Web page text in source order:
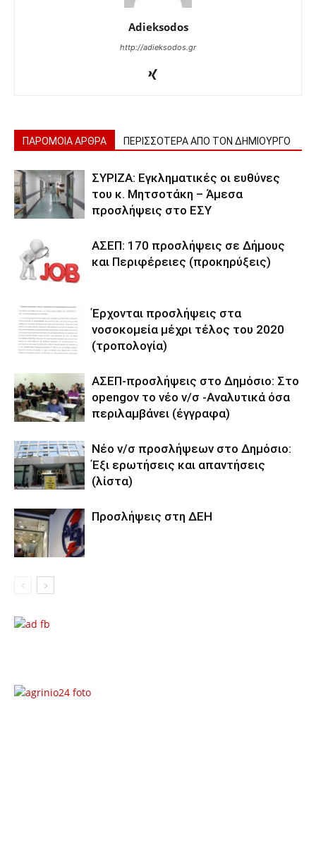
Adieksodos
http://adieksodos.gr
ΠΑΡΟΜΟΙΑ ΑΡΘΡΑ ΠΕΡΙΣΣΟΤΕΡΑ ΑΠΟ ΤΟΝ ΔΗΜΙΟΥΡΓΟ
ΣΥΡΙΖΑ: Εγκληματικές οι ευθύνες
του κ. Μητσοτάκη – Άμεσα
προσλήψεις στο ΕΣΥ
ΑΣΕΠ: 170 προσλήψεις σε Δήμους
και Περιφέρειες (προκηρύξεις)
Έρχονται προσλήψεις στα
νοσοκομεία μέχρι τέλος του 2020
(τροπολογία)
ΑΣΕΠ-προσλήψεις στο Δημόσιο: Στο
opengov το νέο ν/σ -Αναλυτικά όσα
περιλαμβάνει (έγγραφα)
Νέο ν/σ προσλήψεων στο Δημόσιο:
Έξι ερωτήσεις και απαντήσεις
(λίστα)
Προσλήψεις στη ΔΕΗ